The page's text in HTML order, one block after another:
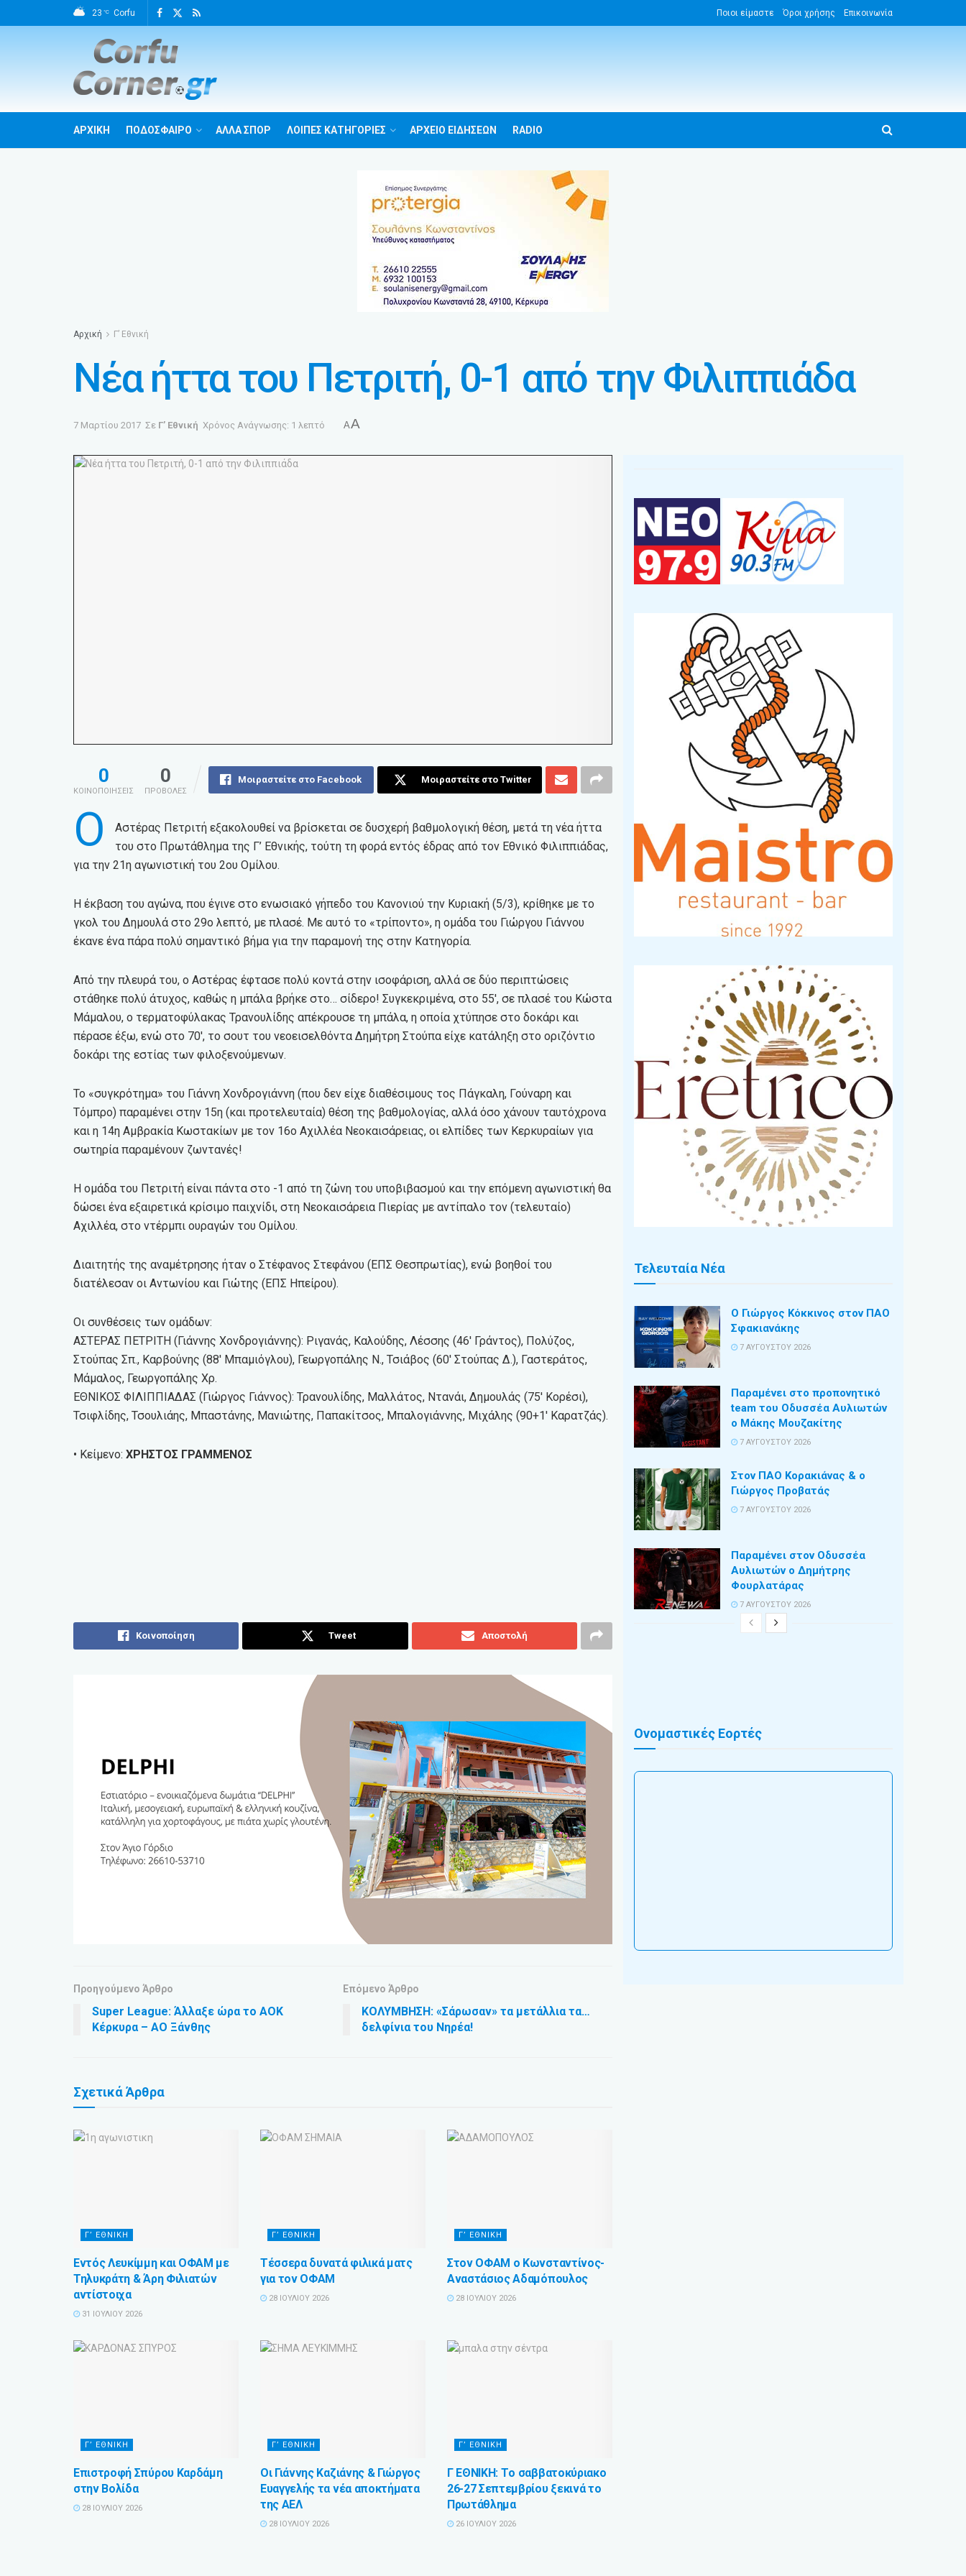
23 °C Corfu Ποιοι είμαστε Όροι χρήσης Επικοινωνία
ΑΡΧΙΚΗ ΠΟΔΟΣΦΑΙΡΟ ΑΛΛΑ ΣΠΟΡ ΛΟΙΠΕΣ ΚΑΤΗΓΟΡΙΕΣ ΑΡΧΕΙΟ ΕΙΔΗΣΕΩΝ RADIO
Αρχική Γ’ Εθνική
Νέα ήττα του Πετριτή, 0-1 από την Φιλιππιάδα
7 Μαρτίου 2017 Σε Γ’ Εθνική Χρόνος Ανάγνωσης: 1 λεπτό AA
0
ΚΟΙΝΟΠΟΙΗΣΕΙΣ
0
ΠΡΟΒΟΛΕΣ
Μοιραστείτε στο Facebook Μοιραστείτε στο Twitter
Ο
Αστέρας Πετριτή εξακολουθεί να βρίσκεται σε δυσχερή βαθμολογική θέση, μετά τη νέα ήττα
του στο Πρωτάθλημα της Γ’ Εθνικής, τούτη τη φορά εντός έδρας από τον Εθνικό Φιλιππιάδας,
για την 21η αγωνιστική του 2ου Ομίλου.
Η έκβαση του αγώνα, που έγινε στο ενωσιακό γήπεδο του Κανονιού την Κυριακή (5/3), κρίθηκε με το
γκολ του Δημουλά στο 29ο λεπτό, με πλασέ. Με αυτό το «τρίποντο», η ομάδα του Γιώργου Γιάννου
έκανε ένα πάρα πολύ σημαντικό βήμα για την παραμονή της στην Κατηγορία.
Από την πλευρά του, ο Αστέρας έφτασε πολύ κοντά στην ισοφάριση, αλλά σε δύο περιπτώσεις
στάθηκε πολύ άτυχος, καθώς η μπάλα βρήκε στο… σίδερο! Συγκεκριμένα, στο 55′, σε πλασέ του Κώστα
Μάμαλου, ο τερματοφύλακας Τρανουλίδης απέκρουσε τη μπάλα, η οποία χτύπησε στο δοκάρι και
πέρασε έξω, ενώ στο 70′, το σουτ του νεοεισελθόντα Δημήτρη Στούπα είχε κατάληξη στο οριζόντιο
δοκάρι της εστίας των φιλοξενούμενων.
Το «συγκρότημα» του Γιάννη Χονδρογιάννη (που δεν είχε διαθέσιμους τος Πάγκαλη, Γούναρη και
Τόμπρο) παραμένει στην 15η (και προτελευταία) θέση της βαθμολογίας, αλλά όσο χάνουν ταυτόχρονα
και η 14η Αμβρακία Κωστακίων με τον 16ο Αχιλλέα Νεοκαισάρειας, οι ελπίδες των Κερκυραίων για
σωτηρία παραμένουν ζωντανές!
Η ομάδα του Πετριτή είναι πάντα στο -1 από τη ζώνη του υποβιβασμού και την επόμενη αγωνιστική θα
δώσει ένα εξαιρετικά κρίσιμο παιχνίδι, στη Νεοκαισάρεια Πιερίας με αντίπαλο τον (τελευταίο)
Αχιλλέα, στο ντέρμπι ουραγών του Ομίλου.
Διαιτητής της αναμέτρησης ήταν ο Στέφανος Στεφάνου (ΕΠΣ Θεσπρωτίας), ενώ βοηθοί του
διατέλεσαν οι Αντωνίου και Γιώτης (ΕΠΣ Ηπείρου).
Οι συνθέσεις των ομάδων:
ΑΣΤΕΡΑΣ ΠΕΤΡΙΤΗ (Γιάννης Χονδρογιάννης): Ριγανάς, Καλούδης, Λέσσης (46′ Γράντος), Πολύζος,
Στούπας Σπ., Καρβούνης (88′ Μπαμιόγλου), Γεωργοπάλης Ν., Τσιάβος (60′ Στούπας Δ.), Γαστεράτος,
Μάμαλος, Γεωργοπάλης Χρ.
ΕΘΝΙΚΟΣ ΦΙΛΙΠΠΙΑΔΑΣ (Γιώργος Γιάννος): Τρανουλίδης, Μαλλάτος, Ντανάι, Δημουλάς (75′ Κορέσι),
Τσιφλίδης, Τσουλιάης, Μπαστάνης, Μανιώτης, Παπακίτσος, Μπαλογιάννης, Μιχάλης (90+1′ Καρατζάς).
• Κείμενο: ΧΡΗΣΤΟΣ ΓΡΑΜΜΕΝΟΣ
Κοινοποίηση Tweet Αποστολή
Προηγούμενο Άρθρο
Super League: Άλλαξε ώρα το ΑΟΚ
Κέρκυρα – ΑΟ Ξάνθης
Επόμενο Άρθρο
ΚΟΛΥΜΒΗΣΗ: «Σάρωσαν» τα μετάλλια τα…
δελφίνια του Νηρέα!
ΣχετικάΆρθρα
Γ’ ΕΘΝΙΚΗ
Εντός Λευκίμμη και ΟΦΑΜ με
Τηλυκράτη & Άρη Φιλιατών
αντίστοιχα
31 ΙΟΥΛΊΟΥ 2026
Γ’ ΕΘΝΙΚΗ
Τέσσερα δυνατά φιλικά ματς
για τον ΟΦΑΜ
28 ΙΟΥΛΊΟΥ 2026
Γ’ ΕΘΝΙΚΗ
Στον ΟΦΑΜ ο Κωνσταντίνος-
Αναστάσιος Αδαμόπουλος
28 ΙΟΥΛΊΟΥ 2026
Γ’ ΕΘΝΙΚΗ
Επιστροφή Σπύρου Καρδάμη
στην Βολίδα
28 ΙΟΥΛΊΟΥ 2026
Γ’ ΕΘΝΙΚΗ
Οι Γιάννης Καζιάνης & Γιώργος
Ευαγγελής τα νέα αποκτήματα
της ΑΕΛ
28 ΙΟΥΛΊΟΥ 2026
Γ’ ΕΘΝΙΚΗ
Γ ΕΘΝΙΚΗ: Tο σαββατοκύριακο
26-27 Σεπτεμβρίου ξεκινά το
Πρωτάθλημα
26 ΙΟΥΛΊΟΥ 2026
Τελευταία Νέα
Ο Γιώργος Κόκκινος στον ΠΑΟ
Σφακιανάκης
7 ΑΥΓΟΎΣΤΟΥ 2026
Παραμένει στο προπονητικό
team του Οδυσσέα Αυλιωτών
ο Μάκης Μουζακίτης
7 ΑΥΓΟΎΣΤΟΥ 2026
Στον ΠΑΟ Κορακιάνας & ο
Γιώργος Προβατάς
7 ΑΥΓΟΎΣΤΟΥ 2026
Παραμένει στον Οδυσσέα
Αυλιωτών ο Δημήτρης
Φουρλατάρας
7 ΑΥΓΟΎΣΤΟΥ 2026
Ονομαστικές Εορτές